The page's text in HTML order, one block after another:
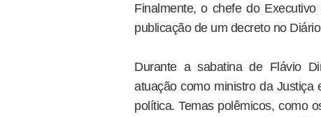
Finalmente, o chefe do
publicação de um decreto no
Durante a sabatina de Flávio
atuação como ministro da
política. Temas polêmicos, como